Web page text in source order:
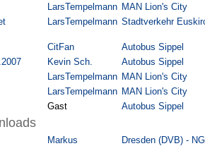
LarsTempelmann MAN Lion's City
LarsTempelmann Stadtverkehr
CitFan Autobus Sippel
Kevin Sch. Autobus Sippel
LarsTempelmann MAN Lion's City
LarsTempelmann MAN Lion's City
Gast Autobus Sippel
Markus Dresden (DVB) -